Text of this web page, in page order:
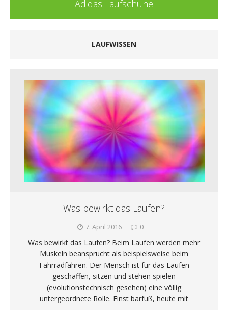
Adidas Laufschuhe
LAUFWISSEN
Was bewirkt das Laufen?
7. April 2016 0
Was bewirkt das Laufen? Beim Laufen werden mehr
Muskeln beansprucht als beispielsweise beim
Fahrradfahren. Der Mensch ist für das Laufen
geschaffen, sitzen und stehen spielen
(evolutionstechnisch gesehen) eine völlig
untergeordnete Rolle. Einst barfuß, heute mit